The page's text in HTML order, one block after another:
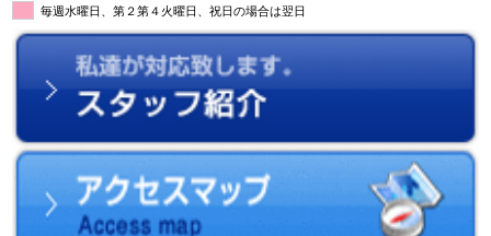
毎週水曜日、第２第４火曜日、祝日の場合は翌日